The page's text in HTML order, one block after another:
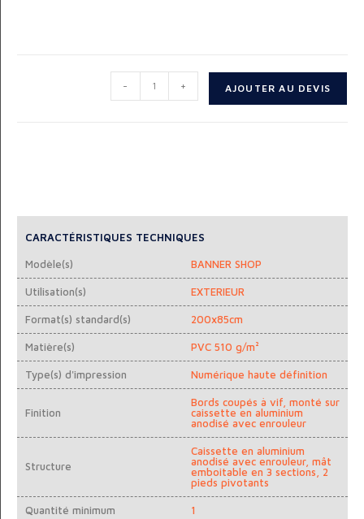
- + AJOUTER AU DEVIS
CARACTÉRISTIQUES TECHNIQUES
Modèle(s) BANNER SHOP
Utilisation(s) EXTERIEUR
Format(s) standard(s) 200x85cm
Matière(s) PVC 510 g/m²
Type(s) d'impression Numérique haute définition
Finition
Bords coupés à vif, monté sur
caissette en aluminium
anodisé avec enrouleur
Structure
Caissette en aluminium
anodisé avec enrouleur, mât
emboitable en 3 sections, 2
pieds pivotants
Quantité minimum 1